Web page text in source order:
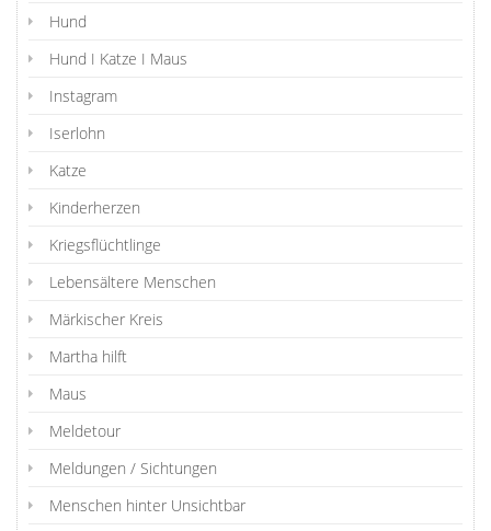
Hund
Hund I Katze I Maus
Instagram
Iserlohn
Katze
Kinderherzen
Kriegsflüchtlinge
Lebensältere Menschen
Märkischer Kreis
Martha hilft
Maus
Meldetour
Meldungen / Sichtungen
Menschen hinter Unsichtbar